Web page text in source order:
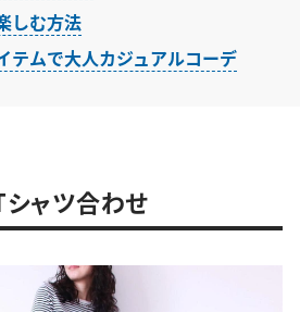
しむ方法
テムで大人カジュアルコーデ
ャツ合わせ